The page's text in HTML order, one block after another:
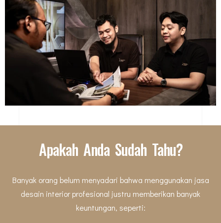
Apakah Anda Sudah Tahu?
Banyak orang belum menyadari bahwa menggunakan jasa
desain interior profesional justru memberikan banyak
keuntungan, seperti: